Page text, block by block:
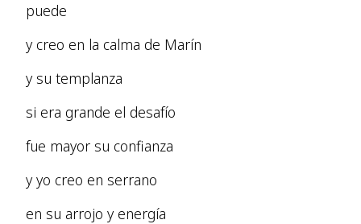
puede
y creo en la calma de Marín
y su templanza
si era grande el desafío
fue mayor su confianza
y yo creo en serrano
en su arrojo y energía